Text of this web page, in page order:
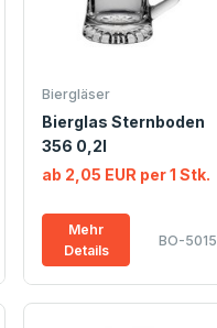
Biergläser
Bierglas Sternboden
356 0,2l
ab 2,05 EUR per 1 Stk.
Mehr
Details
BO-5015